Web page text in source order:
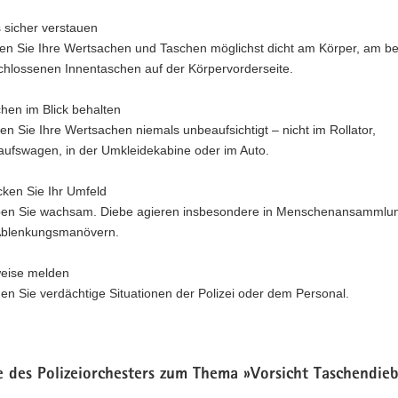
sicher verstauen
Sie Ihre Wertsachen und Taschen möglichst dicht am Körper, am
Innentaschen auf der Körpervorderseite.
im Blick behalten
Sie Ihre Wertsachen niemals unbeaufsichtigt – nicht im Rollator,
in der Umkleidekabine oder im Auto.
Sie Ihr Umfeld
Sie wachsam. Diebe agieren insbesondere in
melden
Sie verdächtige Situationen der Polizei oder dem Personal.
des Polizeiorchesters zum Thema »Vorsicht